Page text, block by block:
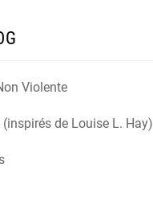
Violente
de Louise L. Hay)